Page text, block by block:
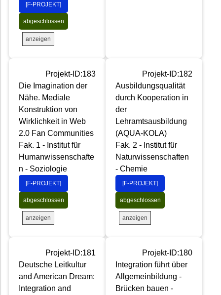
[F-PROJEKT]
abgeschlossen
anzeigen
Projekt-ID:183
Die Imagination der
Nähe. Mediale
Konstruktion von
Wirklichkeit in Web
2.0 Fan Communities
Fak. 1 - Institut für
Humanwissenschafte
n - Soziologie
[F-PROJEKT]
abgeschlossen
anzeigen
Projekt-ID:182
Ausbildungsqualität
durch Kooperation in
der
Lehramtsausbildung
(AQUA-KOLA)
Fak. 2 - Institut für
Naturwissenschaften
- Chemie
[F-PROJEKT]
abgeschlossen
anzeigen
Projekt-ID:181
Deutsche Leitkultur
and American Dream:
Integration and
Projekt-ID:180
Integration führt über
Allgemeinbildung -
Brücken bauen -